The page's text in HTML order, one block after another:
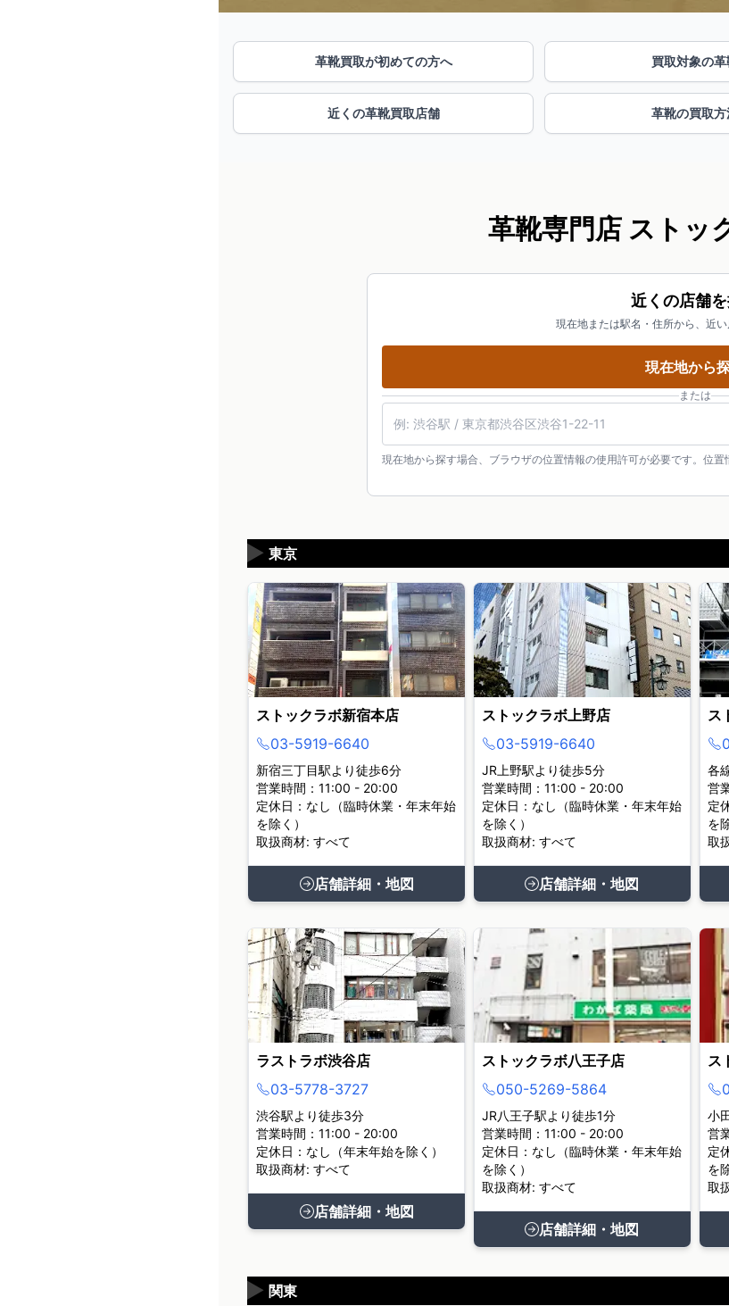
革靴買取が初めての方へ 買取対象の革
近くの革靴買取店舗 革靴の買取方
革靴専門店 ストッ
近くの店舗
現在地または駅名・住所から、近い
現在地から
または
現在地から探す場合、ブラウザの位置情報の使用許可が必要です。位置
東京
▶
ストックラボ新宿本店
03-5919-6640
新宿三丁目駅より徒歩6分
営業時間：11:00 - 20:00
定休日：なし（臨時休業・年末年始
を除く）
取扱商材: すべて
店舗詳細・地図
ストックラボ上野店
03-5919-6640
JR上野駅より徒歩5分
営業時間：11:00 - 20:00
定休日：なし（臨時休業・年末年始
を除く）
取扱商材: すべて
店舗詳細・地図
ス
各
営
定
を
取
ラストラボ渋谷店
03-5778-3727
渋谷駅より徒歩3分
営業時間：11:00 - 20:00
定休日：なし（年末年始を除く）
取扱商材: すべて
店舗詳細・地図
ストックラボ八王子店
050-5269-5864
JR八王子駅より徒歩1分
営業時間：11:00 - 20:00
定休日：なし（臨時休業・年末年始
を除く）
取扱商材: すべて
店舗詳細・地図
ス
小
営
定
を
取
関東
▶